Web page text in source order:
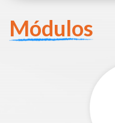
Módulos